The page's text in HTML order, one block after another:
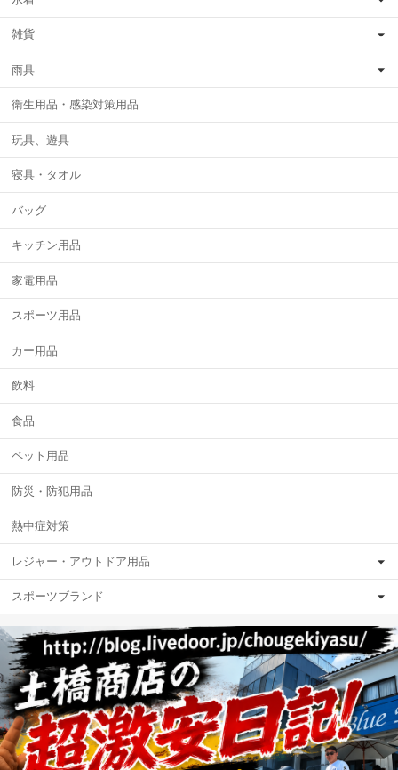
雑貨
雨具
衛生用品・感染対策用品
玩具、遊具
寝具・タオル
バッグ
キッチン用品
家電用品
スポーツ用品
カー用品
飲料
食品
ペット用品
防災・防犯用品
熱中症対策
レジャー・アウトドア用品
スポーツブランド